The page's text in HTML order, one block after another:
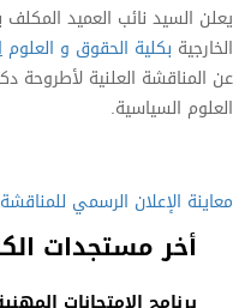
أخر مستجدات
يعلن السيد نائب العميد المكلف
الخارجية بكلية الحقوق و العلوم
عن المناقشة العلنية لأطروحة
العلوم السياسية.
معاينة الإعلان الرسمي